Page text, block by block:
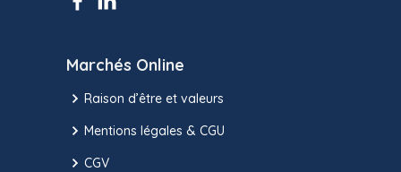
Marchés Online
Raison d’être et valeurs
Mentions légales & CGU
CGV